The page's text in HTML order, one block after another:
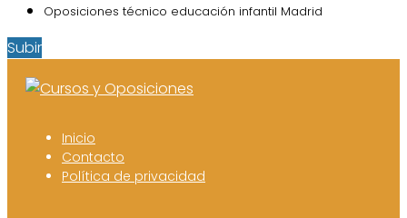
Oposiciones técnico educación infantil Madrid
Subir
Inicio
Contacto
Política de privacidad